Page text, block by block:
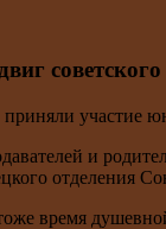
и
отделения
время